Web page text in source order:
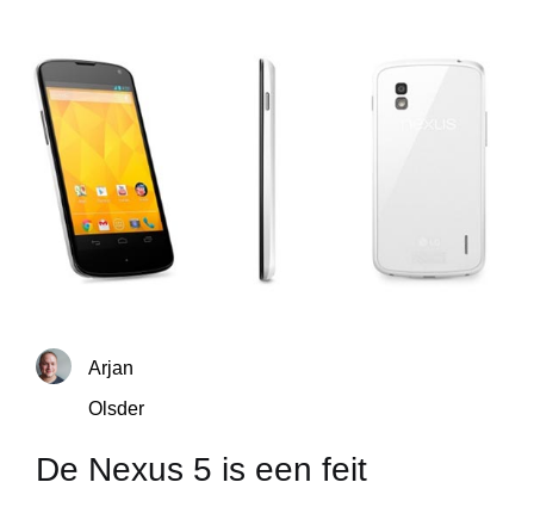
Arjan
Olsder
De Nexus 5 is een feit